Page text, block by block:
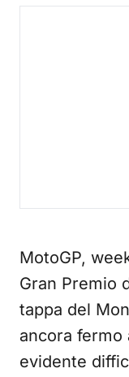
MotoGP,
Gran Premio
tappa del
ancora fermo
evidente